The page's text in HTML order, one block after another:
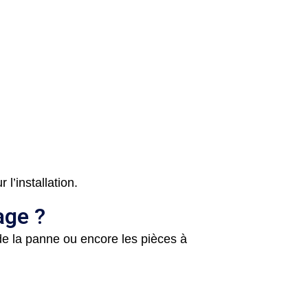
l’installation.
?
la panne ou encore les pièces à